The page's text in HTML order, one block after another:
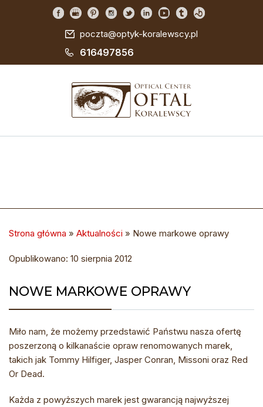
poczta@optyk-koralewscy.pl
616497856
Strona główna » Aktualności » Nowe markowe oprawy
Opublikowano: 10 sierpnia 2012
NOWE MARKOWE OPRAWY
Miło nam, że możemy przedstawić Państwu nasza ofertę
poszerzoną o kilkanaście opraw renomowanych marek,
takich jak Tommy Hilfiger, Jasper Conran, Missoni oraz Red
Or Dead.
Każda z powyższych marek jest gwarancją najwyższej